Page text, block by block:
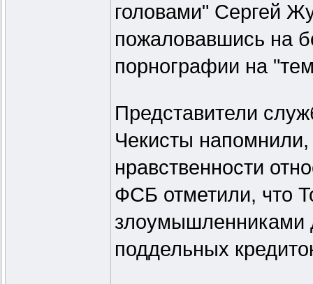
головами" Сергей
пожаловавшись на
порнографии на
Представители
Чекисты напомнили,
нравственности
ФСБ отметили, что
злоумышленниками
поддельных